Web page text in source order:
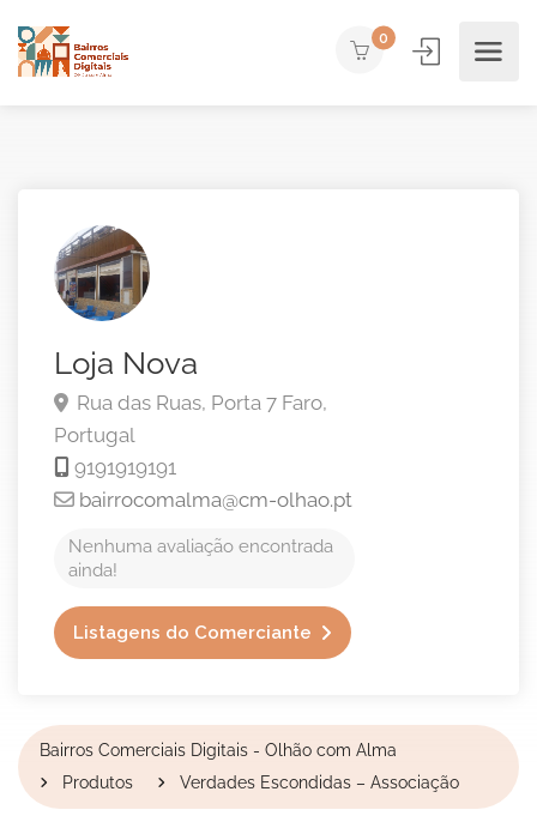
0
Loja Nova
Rua das Ruas, Porta 7 Faro,
Portugal
9191919191
bairrocomalma@cm-olhao.pt
Nenhuma avaliação encontrada
ainda!
Listagens do Comerciante
Bairros Comerciais Digitais - Olhão com Alma
Produtos
Verdades Escondidas – Associação